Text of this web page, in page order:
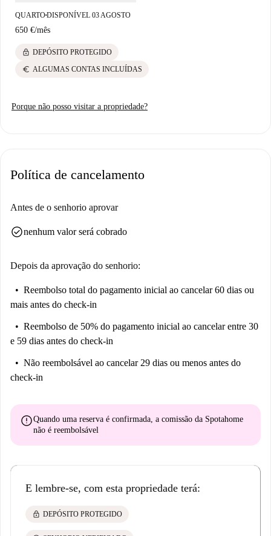
QUARTO■DISPONÍVEL 03 AGOSTO
650 €/mês
lock DEPÓSITO PROTEGIDO
euro ALGUMAS CONTAS INCLUÍDAS
Porque não posso visitar a propriedade?
Política de cancelamento
Antes de o senhorio aprovar
check_circlenenhum valor será cobrado
Depois da aprovação do senhorio:
Reembolso total do pagamento inicial ao cancelar 60 dias ou
mais antes do check-in
Reembolso de 50% do pagamento inicial ao cancelar entre 30
e 59 dias antes do check-in
Não reembolsável ao cancelar 29 dias ou menos antes do
check-in
errorQuando uma reserva é confirmada, a comissão da Spotahome
não é reembolsável
E lembre-se, com esta propriedade terá:
lock DEPÓSITO PROTEGIDO